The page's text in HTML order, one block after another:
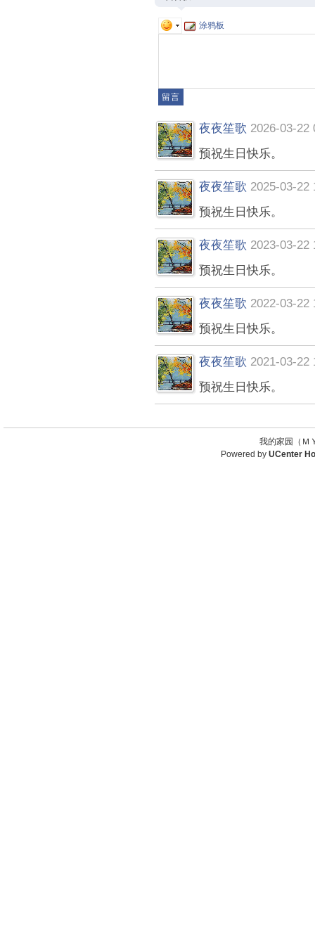
涂鸦板
夜夜笙歌 2026-03-22
预祝生日快乐。
夜夜笙歌 2025-03-22
预祝生日快乐。
夜夜笙歌 2023-03-22
预祝生日快乐。
夜夜笙歌 2022-03-22
预祝生日快乐。
夜夜笙歌 2021-03-22
预祝生日快乐。
我的家园（
Powered by UCenter